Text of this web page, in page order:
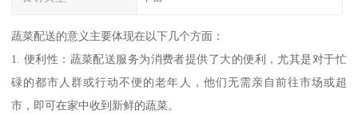
蔬菜配送的意义主要体现在以下几个方面：
1. 便利性：蔬菜配送服务为消费者提供了大的便利，尤其是对于忙
碌的都市人群或行动不便的老年人，他们无需亲自前往市场或超
市，即可在家中收到新鲜的蔬菜。